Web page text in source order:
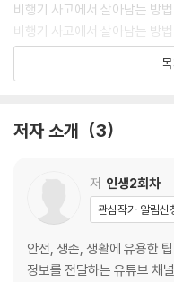
비행기 사고에서 살아남는 방
비행기 사고에서 살아남는 방
비행 중 문 열림 대처 방법
기우는 배에서 살아 나오는 방법
2장 건강과 감염
광견병 대처 방법
기생충 감염 대처 방법
여름철 말라리아 대처 방법
뇌졸중 초기를 알아채는 방법
119 안전 신고 센터 안심 콜 서
저자 소개 3
저 인생2회차
관심작가 알림신
안전, 생존, 생활에 유용한
정보를 전달하는 유튜브 채널